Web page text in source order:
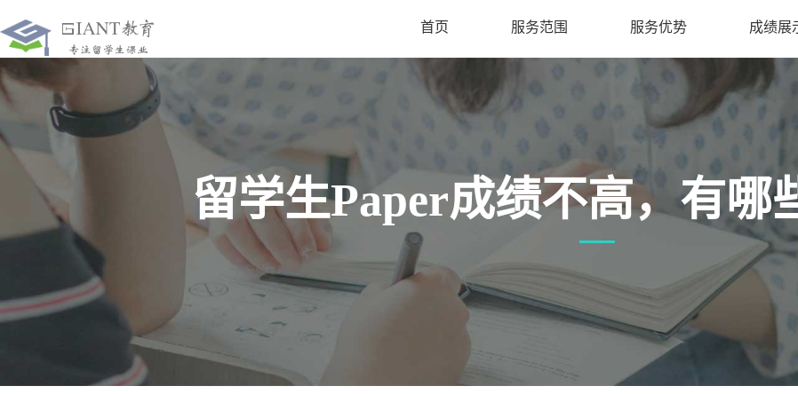
首页 服务范围 服务优势 成绩展
留学生Paper成绩不高，有哪